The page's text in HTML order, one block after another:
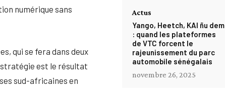
numérique sans
qui se fera dans deux
stratégie est le résultat
sud-africaines en
Actus
Yango, Heetch, KAI ñu dem
: quand les plateformes
de VTC forcent le
rajeunissement du parc
automobile sénégalais
novembre 26, 2025